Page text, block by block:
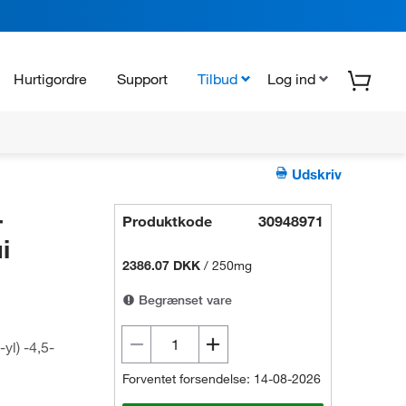
Hurtigordre Support Tilbud Log ind
Udskriv
yl) -4,5-
Produktkode 30948971
2386.07 DKK /250mg
Begrænset vare
Forventet forsendelse: 14-08-2026